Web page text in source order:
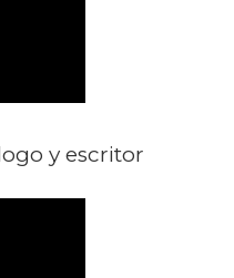
y escritor